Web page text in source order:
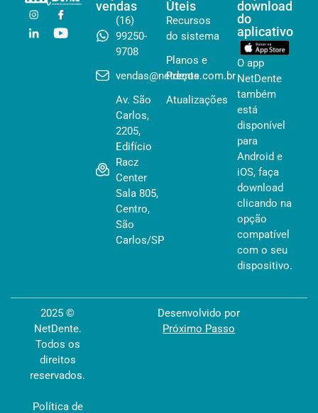
vendas
(16)
99250-
9708
vendas@netdente.com.br
Av. São
Carlos,
2205,
Edifício
Racz
Center
Sala 805,
Centro,
São
Carlos/SP
Úteis
Recursos
do sistema
Planos e
Preços
Atualizações
download
do
aplicativo
O app
NetDente
também
está
disponível
para
Android e
iOS, faça
download
clicando na
opção
compatível
com o seu
dispositivo.
2025 ©
NetDente.
Todos os
direitos
reservados.
Política de
Desenvolvido por
Próximo Passo